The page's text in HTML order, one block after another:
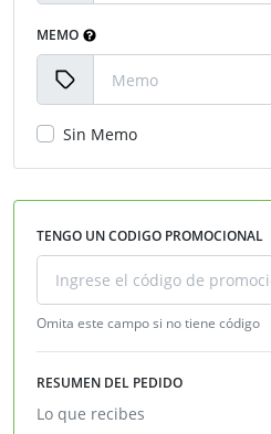
MEMO
Sin Memo
TENGO UN CODIGO PROMOCIONAL
Omita este campo si no tiene código
RESUMEN DEL PEDIDO
Lo que recibes